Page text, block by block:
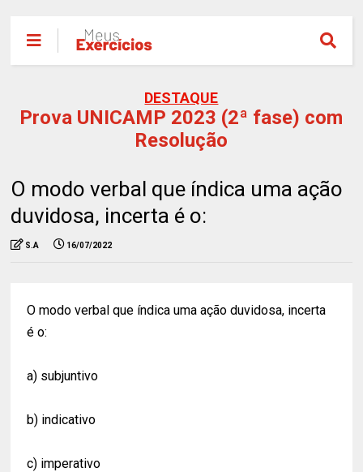
DESTAQUE
Prova UNICAMP 2023 (2ª fase) com
Resolução
O modo verbal que índica uma ação
duvidosa, incerta é o:
S.A 16/07/2022
O modo verbal que índica uma ação duvidosa, incerta
é o:
a) subjuntivo
b) indicativo
c) imperativo